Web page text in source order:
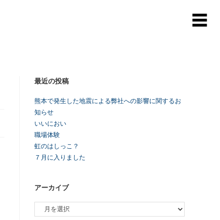
最近の投稿
熊本で発生した地震による弊社への影響に関するお
知らせ
いいにおい
職場体験
虹のはしっこ？
７月に入りました
アーカイブ